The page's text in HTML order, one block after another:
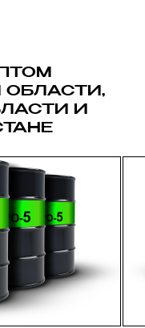
ОБЛАСТИ,
И